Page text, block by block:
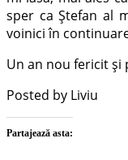
sper ca Ștefan al
voinici în
Un an nou fericit
Posted by Liviu
Partajează asta: